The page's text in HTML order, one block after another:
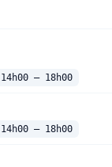
14h00 — 18h00
14h00 — 18h00